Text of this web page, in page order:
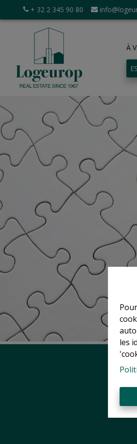
les
+ 32 2 345 90 80
À